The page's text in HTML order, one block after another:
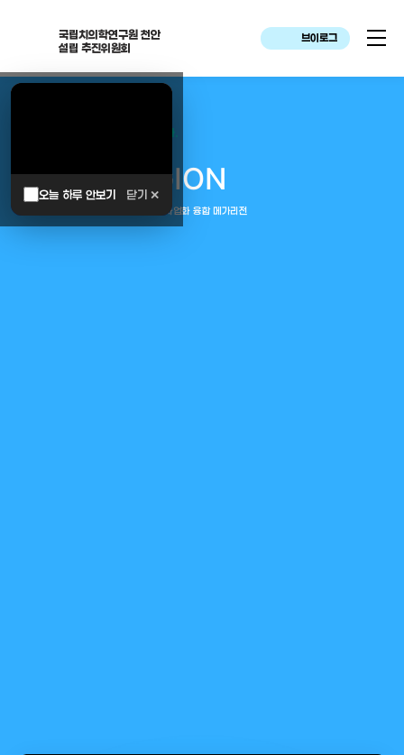
국립치의학연구원 천안
설립 추진위원회
브이로그
오늘 하루 안보기 닫기 ✕
대한민국은 두번이나 약속하였습니다.
MEGAREGION
중부권 전체를 잇는 연구–임상–평가–사업화 융합 메가리전